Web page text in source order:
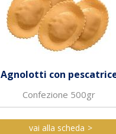
Agnolotti con
Confezione 500gr
vai alla scheda